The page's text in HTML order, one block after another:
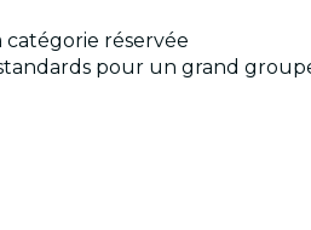
catégorie réservée
pour un grand